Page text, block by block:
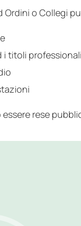
Ordini o Collegi
i titoli
rese